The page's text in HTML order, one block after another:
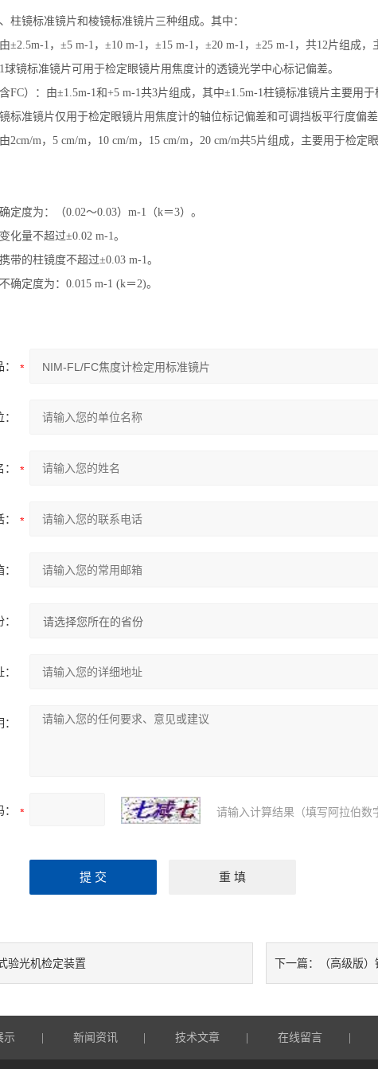
柱镜标准镜片和棱镜标准镜片三种组成。其中：
±2.5m-1，±5 m-1，±10 m-1，±15 m-1，±20 m-1，±25 m-1，共12片组成
球镜标准镜片可用于检定眼镜片用焦度计的透镜光学中心标记偏差。
FC）：由±1.5m-1和+5 m-1共3片组成，其中±1.5m-1柱镜标准镜片主要用
标准镜片仅用于检定眼镜片用焦度计的轴位标记偏差和可调挡板平行度偏
2cm/m，5 cm/m，10 cm/m，15 cm/m，20 cm/m共5片组成，主要用于检定
定度为：（0.02～0.03）m-1（k＝3）。
化量不超过±0.02 m-1。
带的柱镜度不超过±0.03 m-1。
确定度为：0.015 m-1 (k＝2)。
请输入计算结果（填写阿拉伯数
验光机检定装置 下一篇： （高级版
示 新闻资讯 技术文章 在线留言